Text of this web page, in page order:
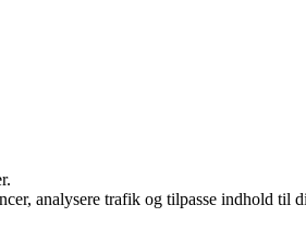
analysere trafik og tilpasse indhold til